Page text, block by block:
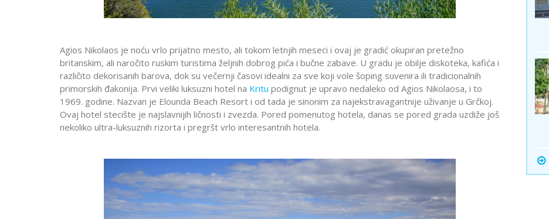
Agios Nikolaos je noću vrlo prijatno mesto, ali tokom letnjih meseci i ovaj je gradić okupiran pretežno
britanskim, ali naročito ruskim turistima željnih dobrog pića i bučne zabave. U gradu je obilje diskoteka, kafića i
različito dekorisanih barova, dok su večernji časovi idealni za sve koji vole šoping suvenira ili tradicionalnih
primorskih đakonija. Prvi veliki luksuzni hotel na Kritu podignut je upravo nedaleko od Agios Nikolaosa, i to
1969. godine. Nazvan je Elounda Beach Resort i od tada je sinonim za najekstravagantnije uživanje u Grčkoj.
Ovaj hotel stecište je najslavnijih ličnosti i zvezda. Pored pomenutog hotela, danas se pored grada uzdiže još
nekoliko ultra-luksuznih rizorta i pregršt vrlo interesantnih hotela.